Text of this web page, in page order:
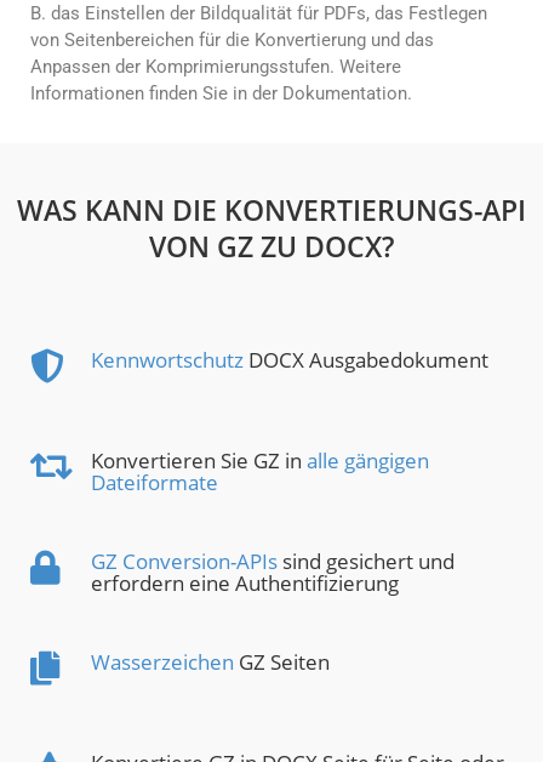
B. das Einstellen der Bildqualität für PDFs, das Festlegen
von Seitenbereichen für die Konvertierung und das
Anpassen der Komprimierungsstufen. Weitere
Informationen finden Sie in der Dokumentation.
WAS KANN DIE KONVERTIERUNGS-API
VON GZ ZU DOCX?
Kennwortschutz DOCX Ausgabedokument
Konvertieren Sie GZ in alle gängigen
Dateiformate
GZ Conversion-APIs sind gesichert und
erfordern eine Authentifizierung
Wasserzeichen GZ Seiten